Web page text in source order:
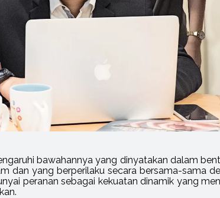
bawahannya yang dinyatakan dalam
dan yang berperilaku secara bersama-sama
peranan sebagai kekuatan dinamik yang